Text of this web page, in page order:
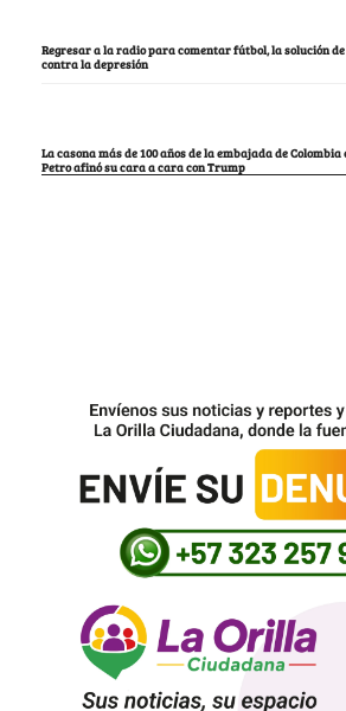
Regresar a la radio para comentar fútbol, la solución
contra la depresión
La casona más de 100 años de la embajada de
Petro afinó su cara a cara con Trump